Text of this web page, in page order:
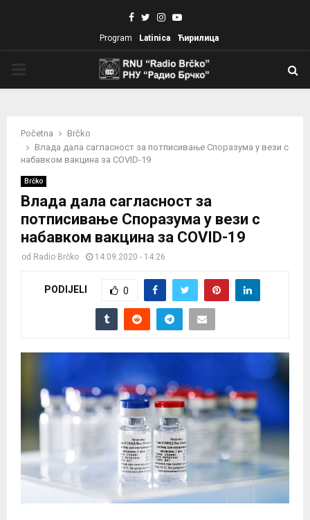
Facebook
TwitterInstagram
Youtube
Program Latinica Ћирилица
Početna
Brčko
Влада дала сагласност за потписивање Споразума у вези с
набавком вакцина за COVID-19
Brčko
Влада дала сагласност за
потписивање Споразума у вези с
набавком вакцина за COVID-19
od Radio Brčko 14.09.2020 - 14:26
PODIJELI 0